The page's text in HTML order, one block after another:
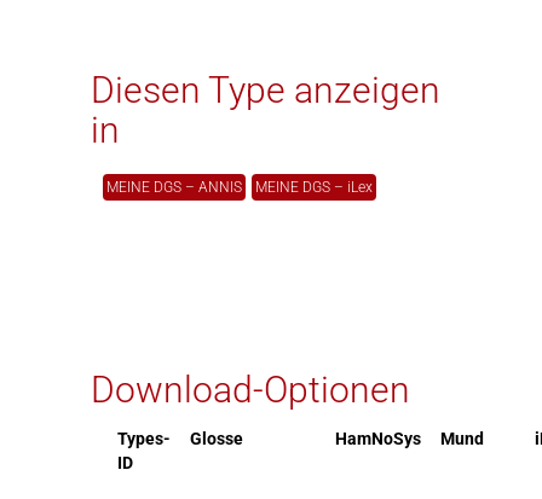
Diesen Type anzeigen
in
MEINE DGS – ANNIS MEINE DGS – iLex
Download-Optionen
Types-
ID
Glosse HamNoSys Mund